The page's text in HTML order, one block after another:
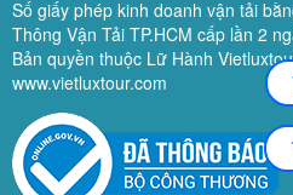
Số giấy phép kinh doanh vận tải
Thông Vận Tải TP.HCM cấp lần 2
Bản quyền thuộc Lữ Hành
www.vietluxtour.com